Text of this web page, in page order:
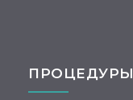
ПРОЦЕДУРЫ